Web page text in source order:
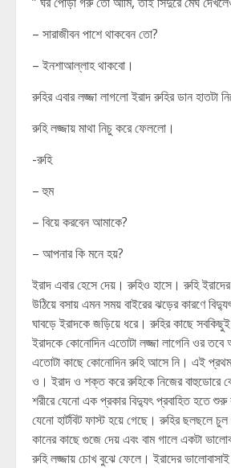
– সারাজীবন পাশে থাকবেন তো?
– ইনশাআল্লাহ থাকবো।
রুহির এবার লজ্জা লাগলো ইরাদ রুহির ডান হাতটা
রুহি লজ্জায় মাথা নিচু করে ফেললো।
-রুহি
– হুম
– বিয়ে করবেন আমাকে?
– আপনার কি মনে হয়?
ইরাদ এবার হেসে দেয়। রুহিও হাসে। রুহি
উঠিয়ে বসায় এমন সময় বাইরের ঝড়ের কারণে
ঘাবড়ে ইরাদকে জড়িয়ে ধরে। রুহির কাছে
ইরাদকে কোনোদিন এতোটা লজ্জা লাগেনি ওর
এতোটা কাছে কোনোদিন রুহি আসে নি। এই
ও। ইরাদ ও শক্ত করে রুহিকে নিজের বাহুডোরে
শরীরে যেনো এক প্রকার বিদ্যুৎ প্রবাহিত হতে
যেনো হার্টবিট ফাস্ট হয়ে গেছে। রুহির ছলছলে
কানের কাছে গুজে দেয় এবং বাম গালে একটা
রুহি লজ্জায় চোখ বুঝে ফেলে। ইরাদের